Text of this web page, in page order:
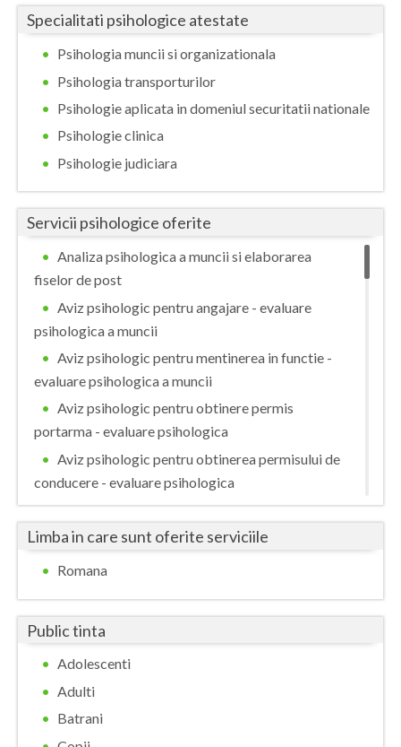
Specialitati psihologice atestate
Psihologia muncii si organizationala
Psihologia transporturilor
Psihologie aplicata in domeniul securitatii nationale
Psihologie clinica
Psihologie judiciara
Servicii psihologice oferite
Analiza psihologica a muncii si elaborarea
fiselor de post
Aviz psihologic pentru angajare - evaluare
psihologica a muncii
Aviz psihologic pentru mentinerea in functie -
evaluare psihologica a muncii
Aviz psihologic pentru obtinere permis
portarma - evaluare psihologica
Aviz psihologic pentru obtinerea permisului de
conducere - evaluare psihologica
Aviz psihologic pentru scoala - evaluare
psihologica in vederea integrarii si adaptarii scolare
pentru copii
socio-profesionale a categoriilor de persoane
defavorizate
Consiliere psihologica in vederea reconversiei
Limba in care sunt oferite serviciile
Romana
Public tinta
Adolescenti
Adulti
Batrani